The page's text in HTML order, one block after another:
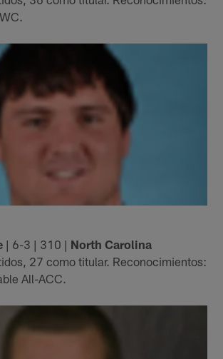
| 6-3 | 310 | North Carolina
27 como titular. Reconocimientos:
All-ACC.